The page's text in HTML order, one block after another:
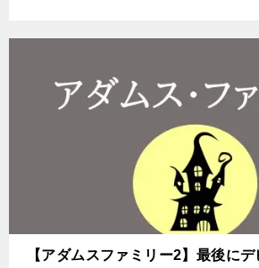
【アダムスファミリー2】最後に